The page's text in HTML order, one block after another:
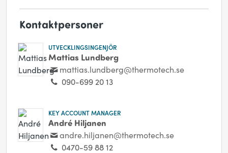
Kontaktpersoner
UTVECKLINGSINGENJÖR
Mattias Lundberg
mattias.lundberg@thermotech.se
090-699 20 13
KEY ACCOUNT MANAGER
André Hiljanen
andre.hiljanen@thermotech.se
0470-59 88 12